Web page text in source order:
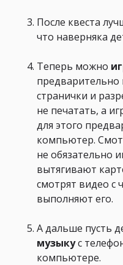
После квеста
что наверняка
Теперь можно
предварительно
странички и
не печатать, а
для этого
компьютер.
не обязательно
вытягивают
смотрят видео с
выполняют его.
А дальше пусть
музыкус
компьютере.